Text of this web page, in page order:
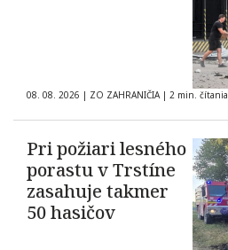
08. 08. 2026 | ZO ZAHRANIČIA | 2 min. čítania
Pri požiari lesného
porastu v Trstíne
zasahuje takmer
50 hasičov